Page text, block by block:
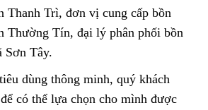
Thanh Trì, đơn vị cung cấp bồn
Thường Tín, đại lý phân phối bồn
Sơn Tây.
dùng thông minh, quý khách
có thể lựa chọn cho mình được